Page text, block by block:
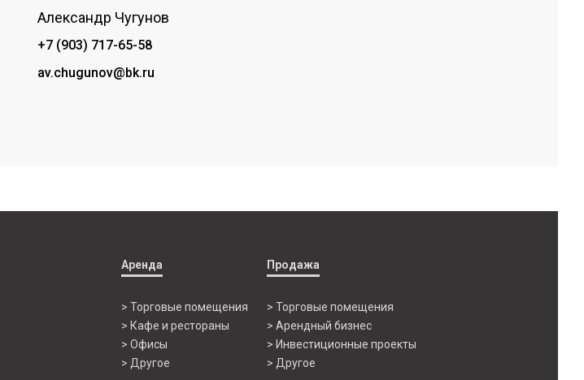
Александр Чугунов
+7 (903) 717-65-58
av.chugunov@bk.ru
Аренда
> Торговые помещения
> Кафе и рестораны
> Офисы
> Другое
Продажа
> Торговые помещения
> Арендный бизнес
> Инвестиционные проекты
> Другое